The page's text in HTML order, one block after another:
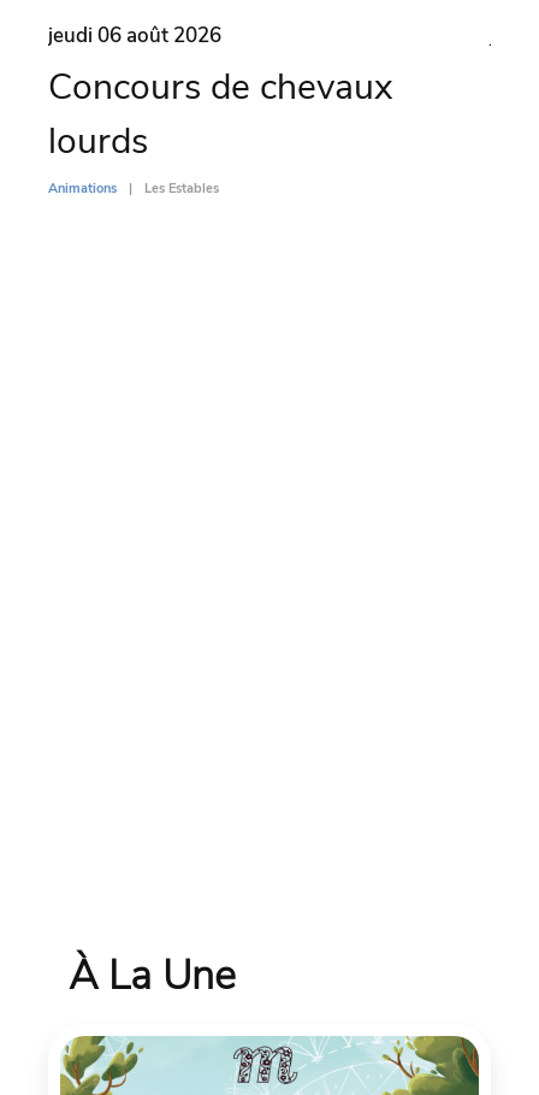
jeudi 06 août 2026
Concours de chevaux
lourds
Animations Les Estables
À La Une